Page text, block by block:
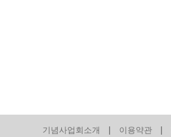
기념사업회소개 | 이용약관 |